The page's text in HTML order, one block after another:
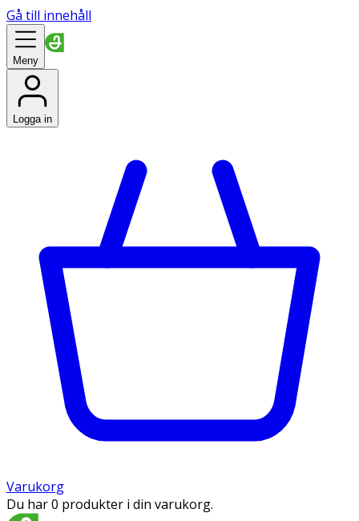
Gå till innehåll
Meny
Logga in
Varukorg
Du har 0 produkter i din varukorg.